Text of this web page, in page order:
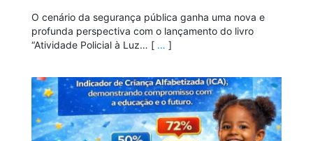
O cenário da segurança pública ganha uma nova e
profunda perspectiva com o lançamento do livro
“Atividade Policial à Luz… [ … ]